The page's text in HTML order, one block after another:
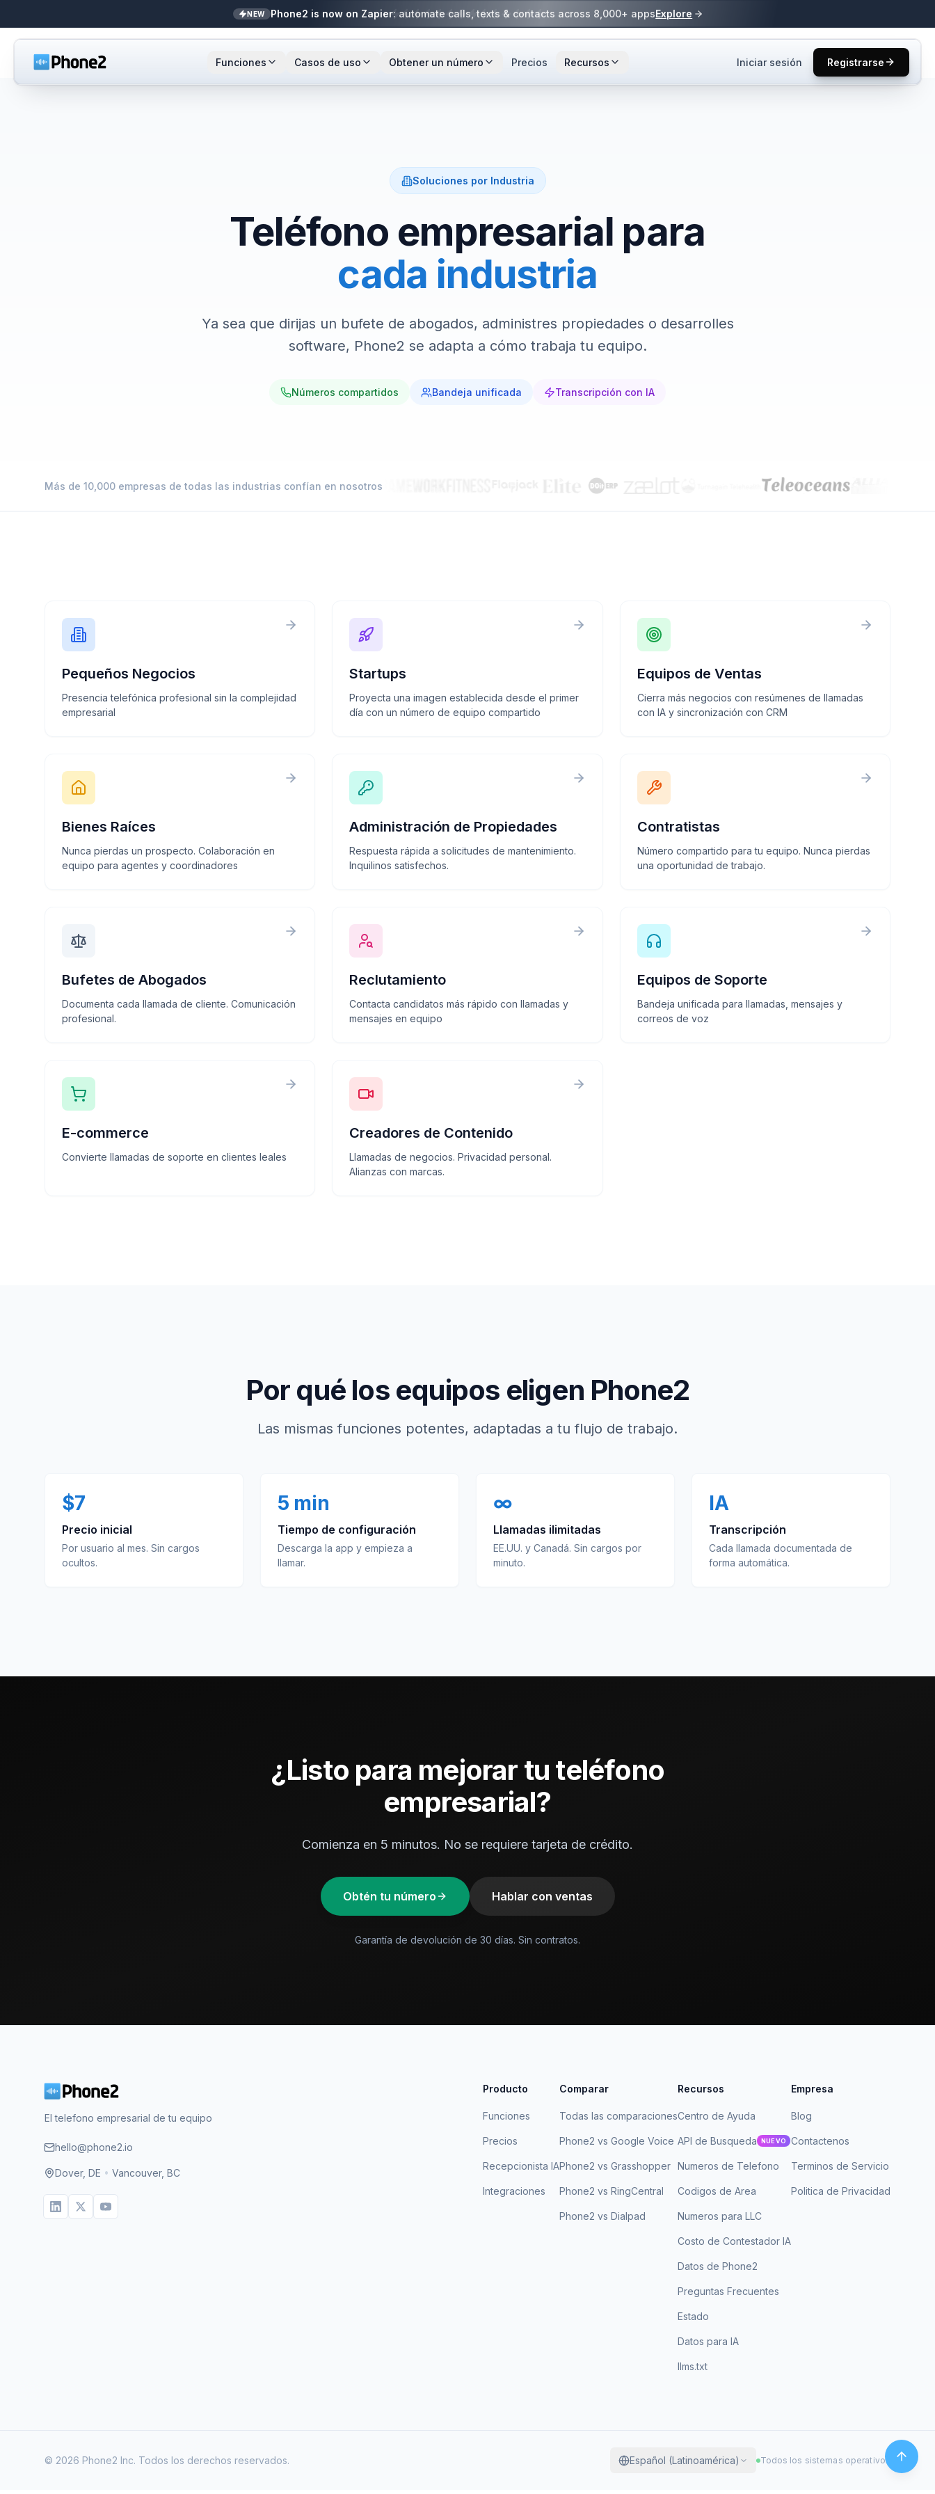
NEW Phone2 is now on Zapier: automate calls, texts & contacts across 8,000+ appsExplore
Funciones
Integración con Slack
Transcripción con IA
Casos de uso
Equipos de reclutamiento
Obtener un número
Conserva tu número actual.
Precios Recursos
prácticas.
Comparar proveedores
Números para LLC
Números para nuevas empresas en los
principales estados.
números.
Contacto
Iniciar sesión Registrarse
Soluciones por Industria
Teléfono empresarial para
cada industria
Ya sea que dirijas un bufete de abogados, administres propiedades o desarrolles
software, Phone2 se adapta a cómo trabaja tu equipo.
Números compartidos Bandeja unificada Transcripción con IA
Más de 10,000 empresas de todas las industrias confían en nosotros
Pequeños Negocios
Presencia telefónica profesional sin la complejidad
empresarial
Startups
Proyecta una imagen establecida desde el primer
día con un número de equipo compartido
Equipos de Ventas
Cierra más negocios con resúmenes de llamadas
con IA y sincronización con CRM
Bienes Raíces
Nunca pierdas un prospecto. Colaboración en
equipo para agentes y coordinadores
Administración de Propiedades
Respuesta rápida a solicitudes de mantenimiento.
Inquilinos satisfechos.
Contratistas
Número compartido para tu equipo. Nunca pierdas
una oportunidad de trabajo.
Bufetes de Abogados
Documenta cada llamada de cliente. Comunicación
profesional.
Reclutamiento
Contacta candidatos más rápido con llamadas y
mensajes en equipo
Equipos de Soporte
Bandeja unificada para llamadas, mensajes y
correos de voz
E-commerce
Convierte llamadas de soporte en clientes leales
Creadores de Contenido
Llamadas de negocios. Privacidad personal.
Alianzas con marcas.
Por qué los equipos eligen Phone2
Las mismas funciones potentes, adaptadas a tu flujo de trabajo.
$7
Precio inicial
Por usuario al mes. Sin cargos
ocultos.
5 min
Tiempo de configuración
Descarga la app y empieza a
llamar.
∞
Llamadas ilimitadas
EE.UU. y Canadá. Sin cargos por
minuto.
IA
Transcripción
Cada llamada documentada de
forma automática.
¿Listo para mejorar tu teléfono
empresarial?
Comienza en 5 minutos. No se requiere tarjeta de crédito.
Obtén tu número Hablar con ventas
Garantía de devolución de 30 días. Sin contratos.
El telefono empresarial de tu equipo
hello@phone2.io
Dover, DE • Vancouver, BC
Producto
Funciones
Precios
Recepcionista IA
Integraciones
Comparar
Todas las comparaciones
Phone2 vs Google Voice
Phone2 vs Grasshopper
Phone2 vs RingCentral
Phone2 vs Dialpad
Recursos
Centro de Ayuda
API de Busqueda NUEVO
Numeros de Telefono
Codigos de Area
Numeros para LLC
Costo de Contestador IA
Datos de Phone2
Preguntas Frecuentes
Estado
Datos para IA
llms.txt
Empresa
Blog
Contactenos
Terminos de Servicio
Politica de Privacidad
© 2026 Phone2 Inc. Todos los derechos reservados. Español (Latinoamérica) Todos los sistemas operativos